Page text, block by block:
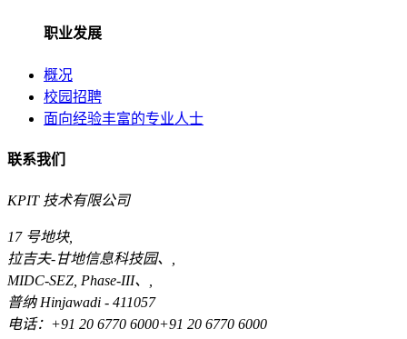
职业发展
概况
校园招聘
面向经验丰富的专业人士
联系我们
KPIT 技术有限公司
17 号地块,
拉吉夫-甘地信息科技园、,
MIDC-SEZ, Phase-III、,
普纳 Hinjawadi - 411057
电话：+91 20 6770 6000+91 20 6770 6000